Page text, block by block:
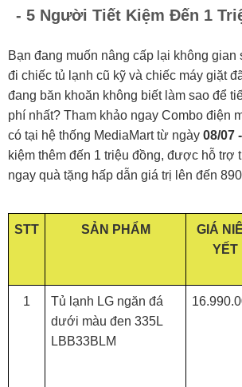
- 5 Người Tiết Kiệm Đến 1
Bạn đang muốn nâng cấp lại không gian
đi chiếc tủ lạnh cũ kỹ và chiếc máy giặt
đang băn khoăn không biết làm sao để
phí nhất? Tham khảo ngay Combo điện
có tại hệ thống MediaMart từ ngày 08/07
kiệm thêm đến 1 triệu đồng, được hỗ trợ
ngay quà tặng hấp dẫn giá trị lên đến
STT SẢN PHẨM
GIÁ
YẾT
1
Tủ lạnh LG ngăn đá
dưới màu đen 335L
LBB33BLM